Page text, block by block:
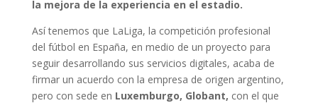
la mejora de la experiencia en el estadio.
Así tenemos que LaLiga, la competición profesional
del fútbol en España, en medio de un proyecto para
seguir desarrollando sus servicios digitales, acaba de
firmar un acuerdo con la empresa de origen argentino,
pero con sede en Luxemburgo, Globant, con el que